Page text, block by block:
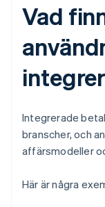
Vad
Integrerade
branscher, och
affärsmodeller
Här är några